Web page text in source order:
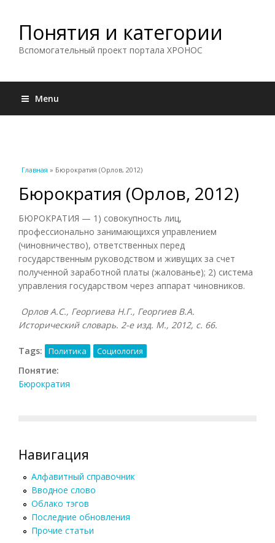
Понятия и категории
Вспомогательный проект портала ХРОНОС
Menu
Вы здесь
Главная » Бюрократия (Орлов, 2012)
Бюрократия (Орлов, 2012)
БЮРОКРАТИЯ — 1) совокупность лиц,
профессионально занимающихся управлением
(чиновничество), ответственных перед
государственным руководством и живущих за счет
полученной заработной платы (жалованье); 2) система
управления государством через аппарат чиновников.
Орлов А.С., Георгиева Н.Г., Георгиев В.А.
Исторический словарь. 2-е изд. М., 2012, с. 66.
Tags: Политика Социология
Понятие:
Бюрократия
Навигация
Алфавитный справочник
Вводное слово
Облако тэгов
Последние обновления
Прочие статьи